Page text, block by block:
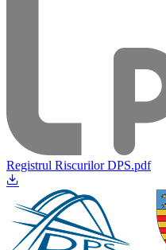
Registrul Riscurilor DPS.pdf